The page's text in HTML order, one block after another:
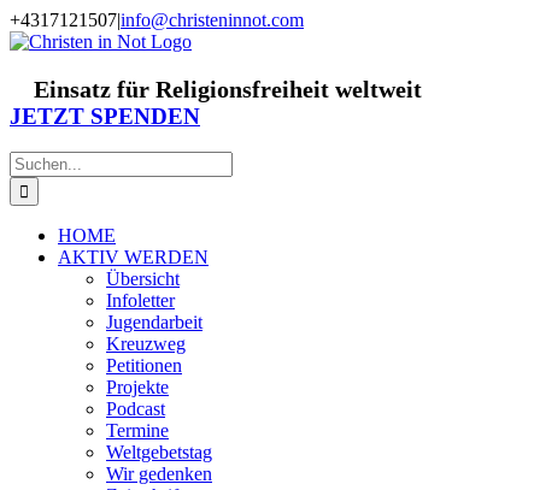
Zum
Inhalt
+4317121507|info@christeninnot.com
Facebook
Instagram
X
Spenden
Newsletter
Einsatz für Religionsfreiheit weltweit
JETZT SPENDEN
Suche
nach:
HOME
AKTIV WERDEN
Übersicht
Infoletter
Jugendarbeit
Kreuzweg
Petitionen
Projekte
Podcast
Termine
Weltgebetstag
Wir gedenken